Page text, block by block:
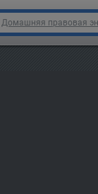
Домашняя правовая